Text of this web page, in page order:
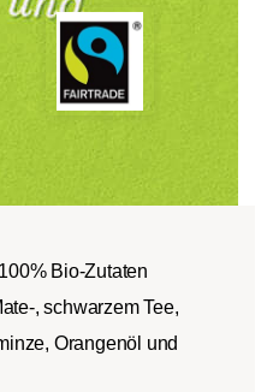
Bio-Zutaten
, schwarzem Tee,
Orangenöl und